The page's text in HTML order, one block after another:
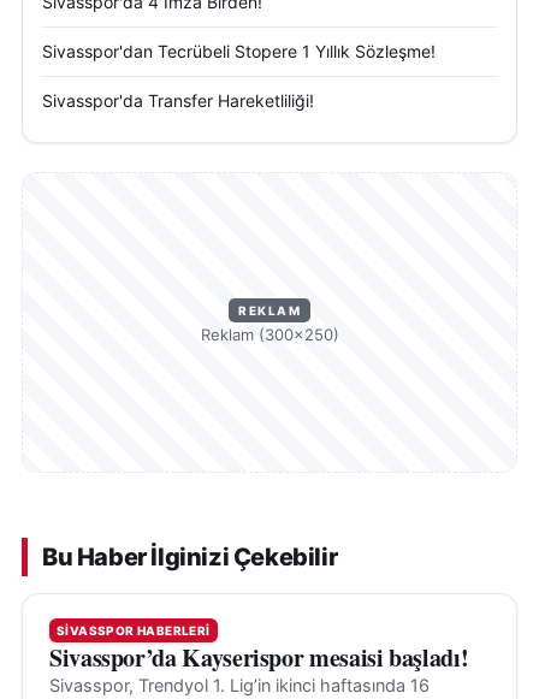
Sivasspor'dan Tecrübeli Stopere 1 Yıllık Sözleşme!
Sivasspor'da Transfer Hareketliliği!
REKLAM
Reklam (300×250)
Bu Haber İlginizi Çekebilir
SIVASSPOR HABERLERI
Sivasspor’da Kayserispor mesaisi başladı!
Sivasspor, Trendyol 1. Lig’in ikinci haftasında 16